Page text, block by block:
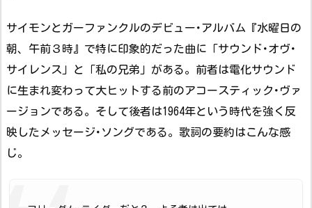
サイモンとガーファンクルのデビュー･アルバム『水曜日の
朝、午前３時』で特に印象的だった曲に「サウンド･オヴ･
サイレンス」と「私の兄弟」がある。前者は電化サウンド
に生まれ変わって大ヒットする前のアコースティック･ヴァ
ージョンである。そして後者は1964年という時代を強く反
映したメッセージ･ソングである。歌詞の要約はこんな感
じ。